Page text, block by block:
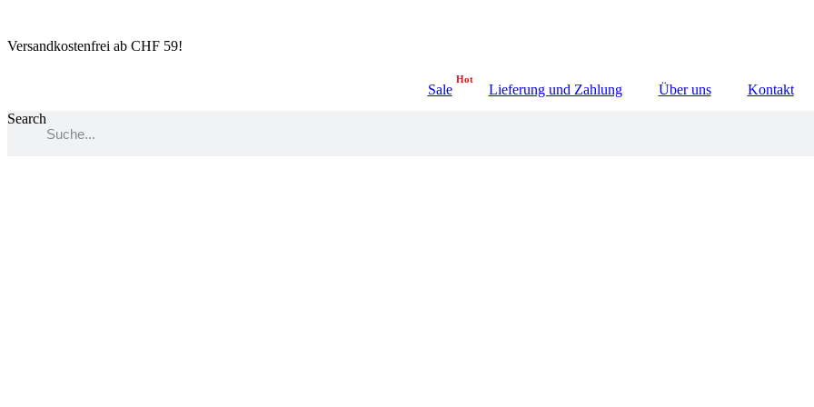
content
Versandkostenfrei ab CHF 59!
Sale Lieferung und Zahlung Über uns
Kontakt
Search